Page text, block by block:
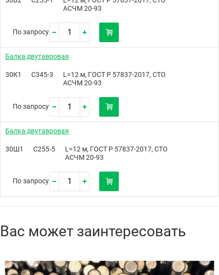
АСЧМ 20-93
По запросу
Балка двутавровая
30К1 С345-3
L=12 м, ГОСТ Р 57837-2017, СТО
АСЧМ 20-93
По запросу
Балка двутавровая
30Ш1 С255-5
L=12 м, ГОСТ Р 57837-2017, СТО
АСЧМ 20-93
По запросу
Вас может заинтересовать